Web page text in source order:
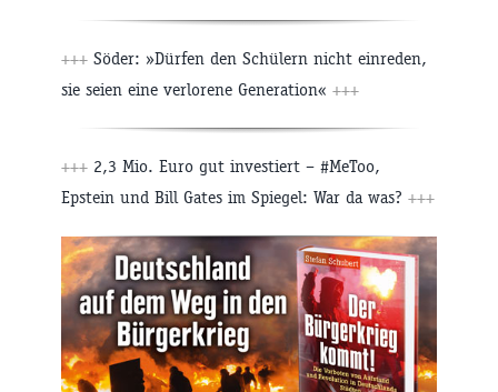
+++ Söder: »Dürfen den Schülern nicht einreden,
sie seien eine verlorene Generation« +++
+++ 2,3 Mio. Euro gut investiert – #MeToo,
Epstein und Bill Gates im Spiegel: War da was? +++